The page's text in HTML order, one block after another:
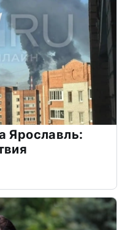
Ярославль: